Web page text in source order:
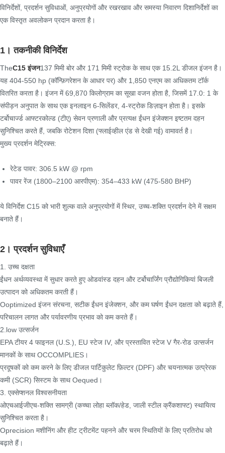
विनिर्देशों, प्रदर्शन सुविधाओं, अनुप्रयोगों और रखरखाव और समस्या निवारण दिशानिर्देशों का
एक विस्तृत अवलोकन प्रदान करता है।
1। तकनीकी विनिर्देश
TheC15 इंजन137 मिमी बोर और 171 मिमी स्ट्रोक के साथ एक 15.2L डीजल इंजन है।
यह 404-550 hp (कॉन्फ़िगरेशन के आधार पर) और 1,850 एनएम का अधिकतम टॉर्क
वितरित करता है। इंजन में 69,870 किलोग्राम का सूखा वजन होता है, जिसमें 17.0: 1 के
संपीड़न अनुपात के साथ एक इनलाइन 6-सिलेंडर, 4-स्ट्रोक डिज़ाइन होता है। इसके
टर्बोचार्ज्ड आफ्टरकोल्ड (टीए) सेवन प्रणाली और प्रत्यक्ष ईंधन इंजेक्शन इष्टतम दहन
सुनिश्चित करते हैं, जबकि रोटेशन दिशा (फ्लाईव्हील एंड से देखी गई) वामावर्त है।
मुख्य प्रदर्शन मेट्रिक्स:
रेटेड पावर: 306.5 kW @ rpm
पावर रेंज (1800–2100 आरपीएम): 354–433 kW (475-580 BHP)
ये विनिर्देश C15 को भारी शुल्क वाले अनुप्रयोगों में स्थिर, उच्च-शक्ति प्रदर्शन देने में सक्षम
बनाते हैं।
2। प्रदर्शन सुविधाएँ
1. उच्च दक्षता
ईंधन अर्थव्यवस्था में सुधार करते हुए ओडवांस्ड दहन और टर्बोचार्जिंग प्रौद्योगिकियां बिजली
उत्पादन को अधिकतम करती हैं।
Ooptimized इंजन संरचना, सटीक ईंधन इंजेक्शन, और कम घर्षण ईंधन दक्षता को बढ़ाते हैं,
परिचालन लागत और पर्यावरणीय प्रभाव को कम करते हैं।
2.low उत्सर्जन
EPA टीयर 4 फाइनल (U.S.), EU स्टेज IV, और प्रस्तावित स्टेज V गैर-रोड उत्सर्जन
मानकों के साथ OCCOMPLIES।
प्रदूषकों को कम करने के लिए डीजल पार्टिकुलेट फ़िल्टर (DPF) और चयनात्मक उत्प्रेरक
कमी (SCR) सिस्टम के साथ Oequed।
3. एक्सेप्शनल विश्वसनीयता
ओएचआईजीएच-शक्ति सामग्री (कच्चा लोहा ब्लॉक/हेड, जाली स्टील क्रैंकशाफ्ट) स्थायित्व
सुनिश्चित करता है।
Oprecision मशीनिंग और हीट ट्रीटमेंट पहनने और चरम स्थितियों के लिए प्रतिरोध को
बढ़ाते हैं।